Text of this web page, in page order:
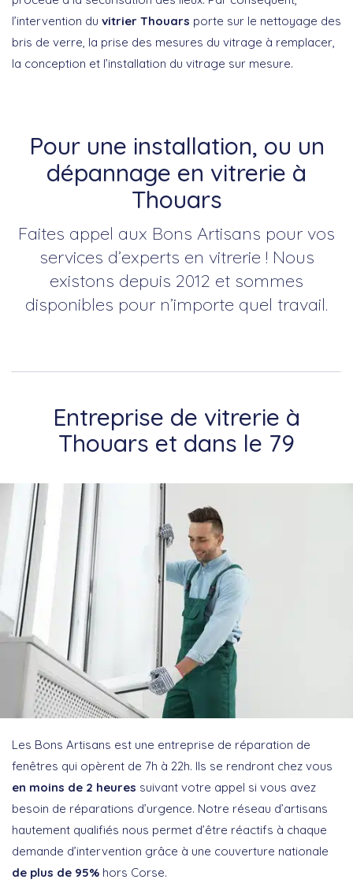
l’intervention du vitrier Thouars porte sur le nettoyage des
bris de verre, la prise des mesures du vitrage à remplacer,
la conception et l’installation du vitrage sur mesure.
Pour une installation, ou un
dépannage en vitrerie à
Thouars
Faites appel aux Bons Artisans pour vos
services d’experts en vitrerie ! Nous
existons depuis 2012 et sommes
disponibles pour n’importe quel travail.
Entreprise de vitrerie à
Thouars et dans le 79
Les Bons Artisans est une entreprise de réparation de
fenêtres qui opèrent de 7h à 22h. Ils se rendront chez vous
en moins de 2 heures suivant votre appel si vous avez
besoin de réparations d’urgence. Notre réseau d’artisans
hautement qualifiés nous permet d’être réactifs à chaque
demande d’intervention grâce à une couverture nationale
de plus de 95% hors Corse.